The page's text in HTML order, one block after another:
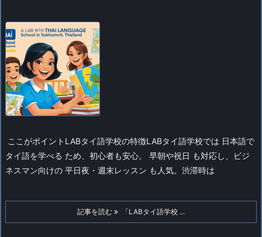
ここがポイント LABタイ語学校の特徴LABタイ語学校では 日本語で
タイ語を学べる ため、初心者も安心。 早朝や祝日 も対応し、ビジ
ネスマン向けの 平日夜・週末レッスン も人気。渋滞時は
記事を読む 「LABタイ語学校 ...